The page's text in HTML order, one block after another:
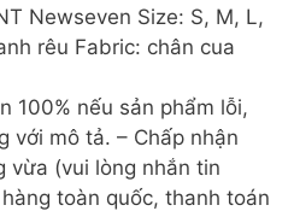
Newseven Size: S, M, L,
rêu Fabric: chân cua
100% nếu sản phẩm lỗi,
với mô tả. – Chấp nhận
vừa (vui lòng nhắn tin
toàn quốc, thanh toán